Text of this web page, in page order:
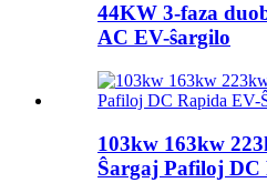
44KW 3-faza
AC EV-ŝargilo
103kw 163kw
Ŝargaj Pafiloj DC